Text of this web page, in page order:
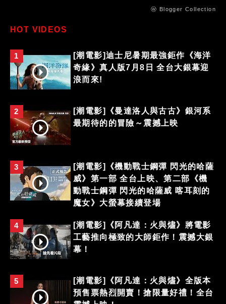
ⓦ Blogger Collection
HOT VIDEOS
1
[潮電影]迪士尼暑期最強鉅作《海洋
奇緣》真人版7月8日 全台大銀幕迎
浪而來!
2
[潮電影]《曼達洛人與古古》銀河系
最期待的的冒險～震撼上映
3
[潮電影]《機動戰士鋼彈 閃光的哈薩
威》第一部 全台上映、第二部《機
動戰士鋼彈 閃光的哈薩威 喀耳刻的
魔女》大螢幕接續登場
4
[潮電影]《阿凡達：火與燼》將電影
工藝推向極致的大師鉅作！震撼大銀
幕！
5
[潮電影]《阿凡達：火與燼》全版本
預售票熱烈開賣！搶限量好禮！全台